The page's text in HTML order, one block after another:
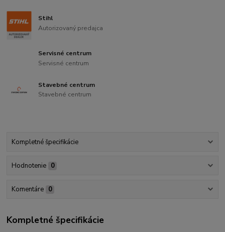
Stihl
Autorizovaný predajca
Servisné centrum
Servisné centrum
Stavebné centrum
Stavebné centrum
Kompletné špecifikácie
Hodnotenie 0
Komentáre 0
Kompletné špecifikácie